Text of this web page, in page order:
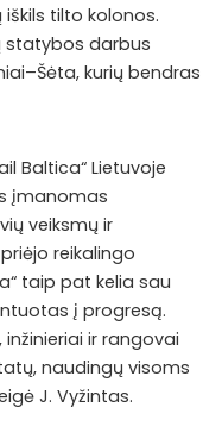
tilto kolonos.
statybos darbus
kurių bendras
Baltica“ Lietuvoje
įmanomas
veiksmų ir
reikalingo
taip pat kelia sau
į progresą.
ir rangovai
naudingų visoms
J. Vyžintas.